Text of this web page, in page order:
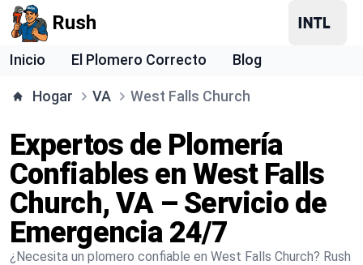
Rush
Inicio El Plomero Correcto Blog
Hogar VA West Falls Church
Expertos de Plomería
Confiables en West Falls
Church, VA – Servicio de
Emergencia 24/7
¿Necesita un plomero confiable en West Falls Church? Rush